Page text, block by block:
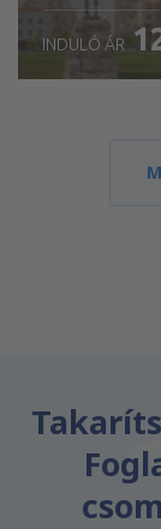
INDULÓ ÁR